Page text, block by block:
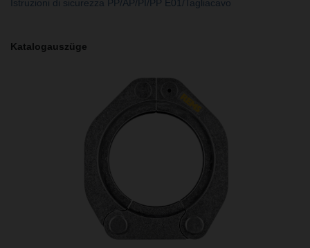
Istruzioni di sicurezza PP/AP/PI/PP E01/Tagliacavo
Katalogauszüge